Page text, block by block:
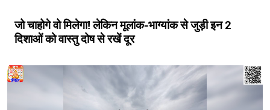
जो चाहोगे वो मिलेगा! लेकिन मूलांक-भाग्यांक से जुड़ी इन 2
दिशाओं को वास्तु दोष से रखें दूर